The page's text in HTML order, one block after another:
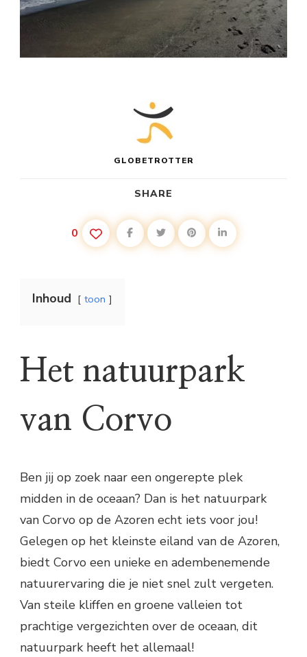
GLOBETROTTER
SHARE
0
Inhoud toon
Het natuurpark
van Corvo
Ben jij op zoek naar een ongerepte plek
midden in de oceaan? Dan is het natuurpark
van Corvo op de Azoren echt iets voor jou!
Gelegen op het kleinste eiland van de Azoren,
biedt Corvo een unieke en adembenemende
natuurervaring die je niet snel zult vergeten.
Van steile kliffen en groene valleien tot
prachtige vergezichten over de oceaan, dit
natuurpark heeft het allemaal!